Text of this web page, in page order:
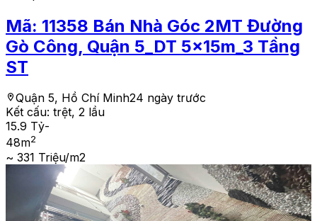
Mã: 11358 Bán Nhà Góc 2MT Đường
Gò Công, Quận 5_DT 5x15m_3 Tầng
ST
Quận 5, Hồ Chí Minh24 ngày trước
Kết cấu: trệt, 2 lầu
15.9 Tỷ-
48m2
~ 331 Triệu/m2